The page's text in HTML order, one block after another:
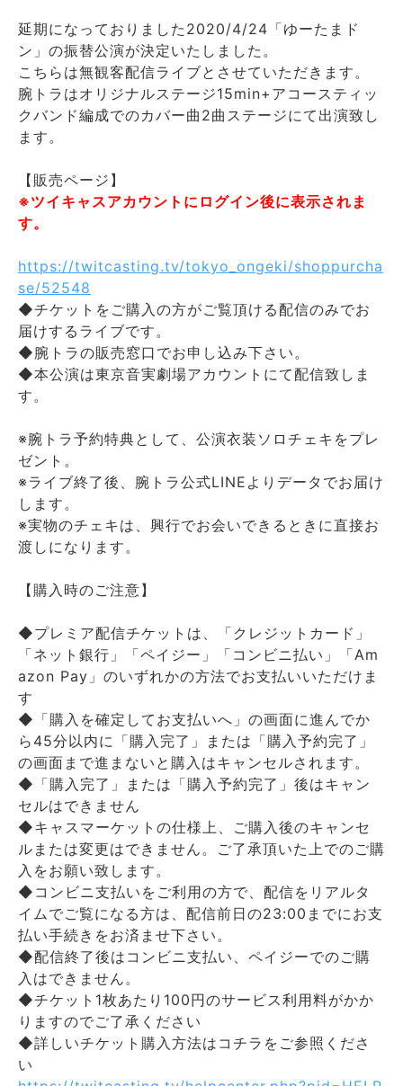
延期になっておりました2020/4/24「ゆーたまド
ン」の振替公演が決定いたしました。
こちらは無観客配信ライブとさせていただきます。
腕トラはオリジナルステージ15min+アコースティッ
クバンド編成でのカバー曲2曲ステージにて出演致し
ます。
【販売ページ】
※ツイキャスアカウントにログイン後に表示されま
す。
https://twitcasting.tv/tokyo_ongeki/shoppurcha
se/52548
◆チケットをご購入の方がご覧頂ける配信のみでお
届けするライブです。
◆腕トラの販売窓口でお申し込み下さい。
◆本公演は東京音実劇場アカウントにて配信致しま
す。
※腕トラ予約特典として、公演衣装ソロチェキをプレ
ゼント。
※ライブ終了後、腕トラ公式LINEよりデータでお届け
します。
※実物のチェキは、興行でお会いできるときに直接お
渡しになります。
【購入時のご注意】
◆プレミア配信チケットは、「クレジットカード」
「ネット銀行」「ペイジー」「コンビニ払い」「Am
azon Pay」のいずれかの方法でお支払いいただけま
す
◆「購入を確定してお支払いへ」の画面に進んでか
ら45分以内に「購入完了」または「購入予約完了」
の画面まで進まないと購入はキャンセルされます。
◆「購入完了」または「購入予約完了」後はキャン
セルはできません
◆キャスマーケットの仕様上、ご購入後のキャンセ
ルまたは変更はできません。ご了承頂いた上でのご購
入をお願い致します。
◆コンビニ支払いをご利用の方で、配信をリアルタ
イムでご覧になる方は、配信前日の23:00までにお支
払い手続きをお済ませ下さい。
◆配信終了後はコンビニ支払い、ペイジーでのご購
入はできません。
◆チケット1枚あたり100円のサービス利用料がかか
りますのでご了承ください
◆詳しいチケット購入方法はコチラをご参照くださ
い